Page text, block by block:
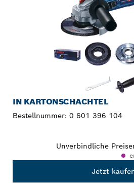
IN KARTONSCHACHTEL
Bestellnummer: 0 601 396 104
Unverbindliche
Jetzt